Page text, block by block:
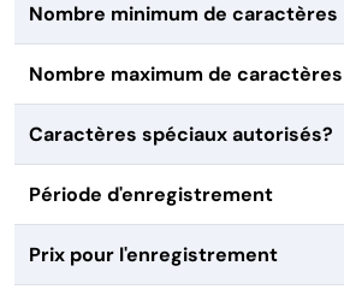
Nombre minimum de caractères
Nombre maximum de caractères
Caractères spéciaux autorisés?
Période d'enregistrement
Prix pour l'enregistrement